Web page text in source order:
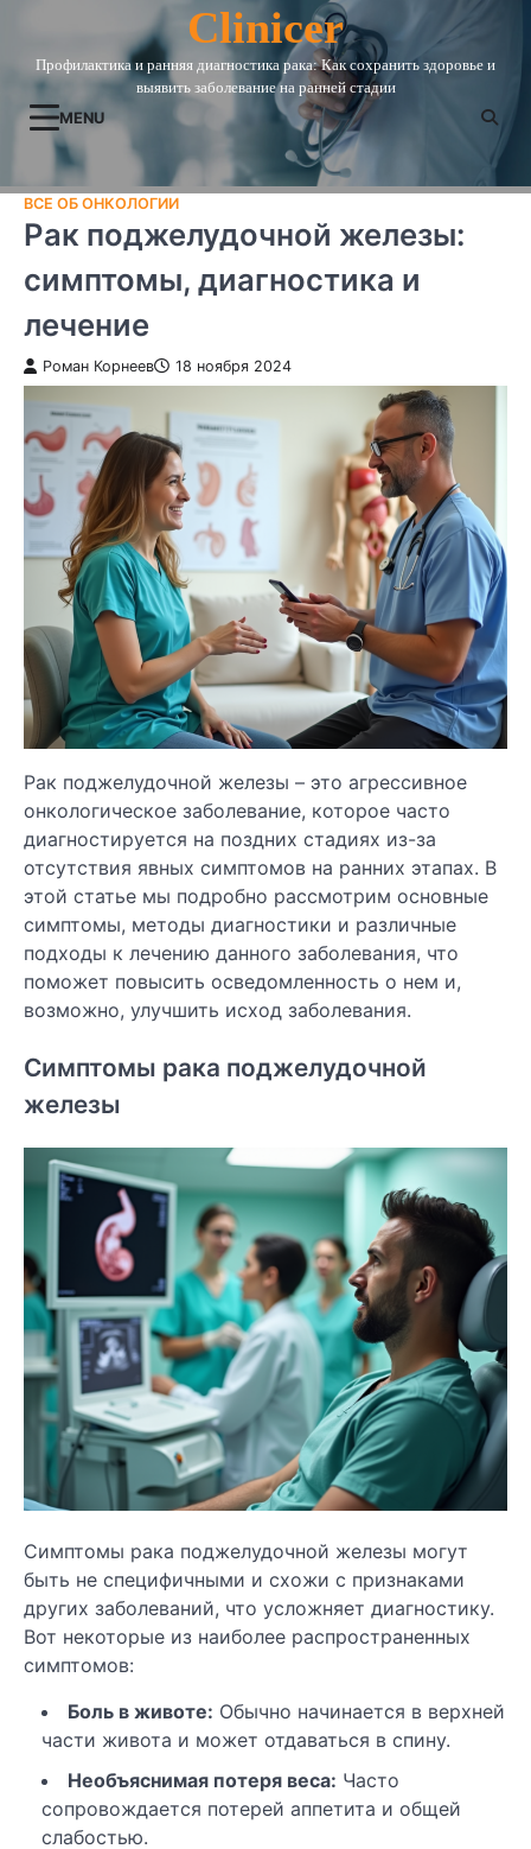
content
Clinicer
Профилактика и ранняя диагностика рака: Как сохранить здоровье и
выявить заболевание на ранней стадии
MENU
ВСЕ ОБ ОНКОЛОГИИ
Рак поджелудочной железы:
симптомы, диагностика и
лечение
Роман Корнеев 18 ноября 2024
Рак поджелудочной железы – это агрессивное
онкологическое заболевание, которое часто
диагностируется на поздних стадиях из-за
отсутствия явных симптомов на ранних этапах. В
этой статье мы подробно рассмотрим основные
симптомы, методы диагностики и различные
подходы к лечению данного заболевания, что
поможет повысить осведомленность о нем и,
возможно, улучшить исход заболевания.
Симптомы рака поджелудочной
железы
Симптомы рака поджелудочной железы могут
быть не специфичными и схожи с признаками
других заболеваний, что усложняет диагностику.
Вот некоторые из наиболее распространенных
симптомов:
Боль в животе: Обычно начинается в верхней
части живота и может отдаваться в спину.
Необъяснимая потеря веса: Часто
сопровождается потерей аппетита и общей
слабостью.